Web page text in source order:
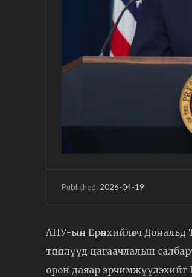
Published: 2026-04-19
АНУ-ын Ерөнхийлөгч Дональд
төлөөллүүд цагаачлалын
орон даяар эрчимжүүлэхийг